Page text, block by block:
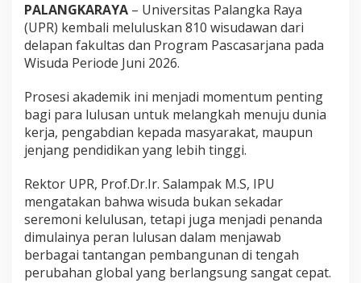
PALANGKARAYA – Universitas Palangka Raya
(UPR) kembali meluluskan 810 wisudawan dari
delapan fakultas dan Program Pascasarjana pada
Wisuda Periode Juni 2026.
Prosesi akademik ini menjadi momentum penting
bagi para lulusan untuk melangkah menuju dunia
kerja, pengabdian kepada masyarakat, maupun
jenjang pendidikan yang lebih tinggi.
Rektor UPR, Prof.Dr.Ir. Salampak M.S, IPU
mengatakan bahwa wisuda bukan sekadar
seremoni kelulusan, tetapi juga menjadi penanda
dimulainya peran lulusan dalam menjawab
berbagai tantangan pembangunan di tengah
perubahan global yang berlangsung sangat cepat.